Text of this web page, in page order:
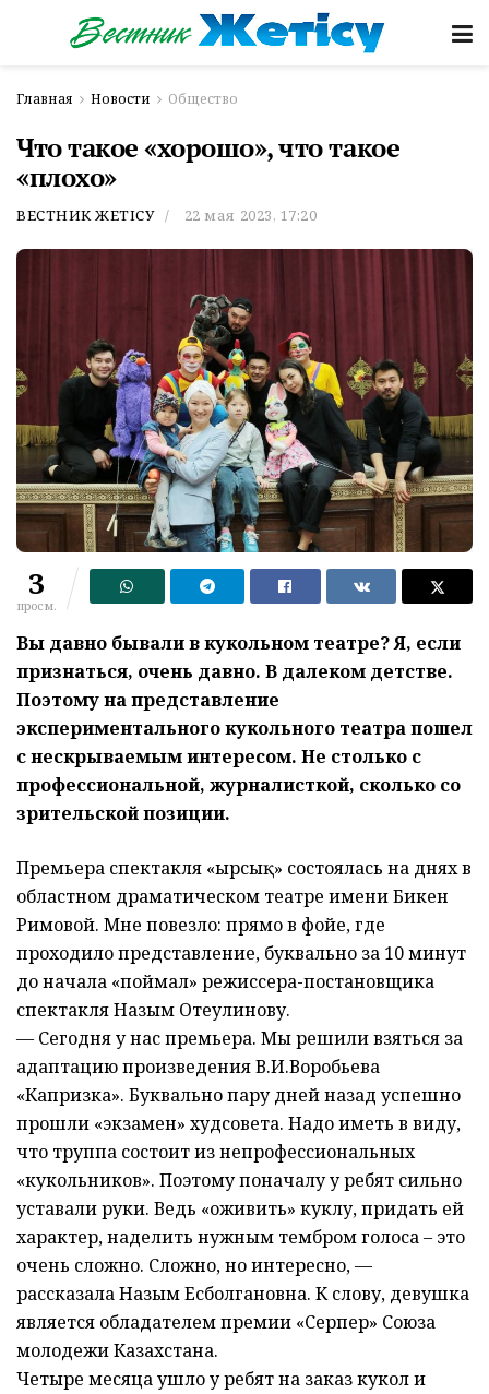
Главная Новости Общество
Что такое «хорошо», что такое
«плохо»
ВЕСТНИК ЖЕТІСУ 22 мая 2023, 17:20
3
просм.
Вы давно бывали в кукольном театре? Я, если
признаться, очень давно. В далеком детстве.
Поэтому на представление
экспериментального кукольного театра пошел
с нескрываемым интересом. Не столько с
профессиональной, журналисткой, сколько со
зрительской позиции.
Премьера спектакля «Қырсық» состоялась на днях в
областном драматическом театре имени Бикен
Римовой. Мне повезло: прямо в фойе, где
проходило представление, буквально за 10 минут
до начала «поймал» режиссера-постановщика
спектакля Назым Отеулинову.
— Сегодня у нас премьера. Мы решили взяться за
адаптацию произведения В.И.Воробьева
«Капризка». Буквально пару дней назад успешно
прошли «экзамен» худсовета. Надо иметь в виду,
что труппа состоит из непрофессиональных
«кукольников». Поэтому поначалу у ребят сильно
уставали руки. Ведь «оживить» куклу, придать ей
характер, наделить нужным тембром голоса – это
очень сложно. Сложно, но интересно, —
рассказала Назым Есболгановна. К слову, девушка
является обладателем премии «Серпер» Союза
молодежи Казахстана.
Четыре месяца ушло у ребят на заказ кукол и